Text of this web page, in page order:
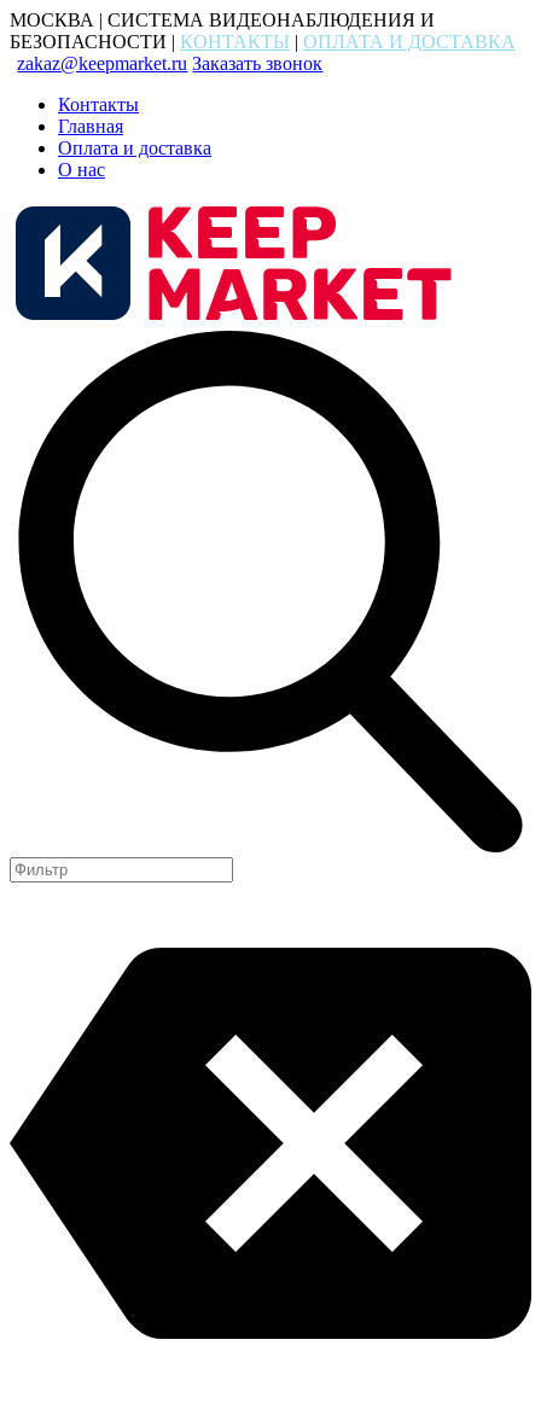
МОСКВА | СИСТЕМА ВИДЕОНАБЛЮДЕНИЯ И
БЕЗОПАСНОСТИ | КОНТАКТЫ | ОПЛАТА И ДОСТАВКА
zakaz@keepmarket.ru Заказать звонок
Контакты
Главная
Оплата и доставка
О нас